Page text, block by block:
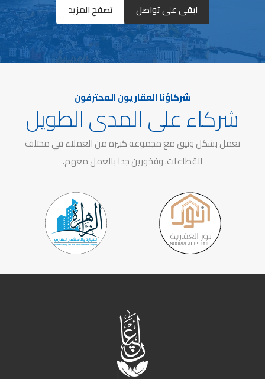
ابقى على تواصل تصفح المزيد
شركاؤنا العقاريون المحترفون
شركاء على المدى الطويل
نعمل بشكل وثيق مع مجموعة كبيرة من العملاء في مختلف
القطاعات. وفخورين جدا بالعمل معهم.